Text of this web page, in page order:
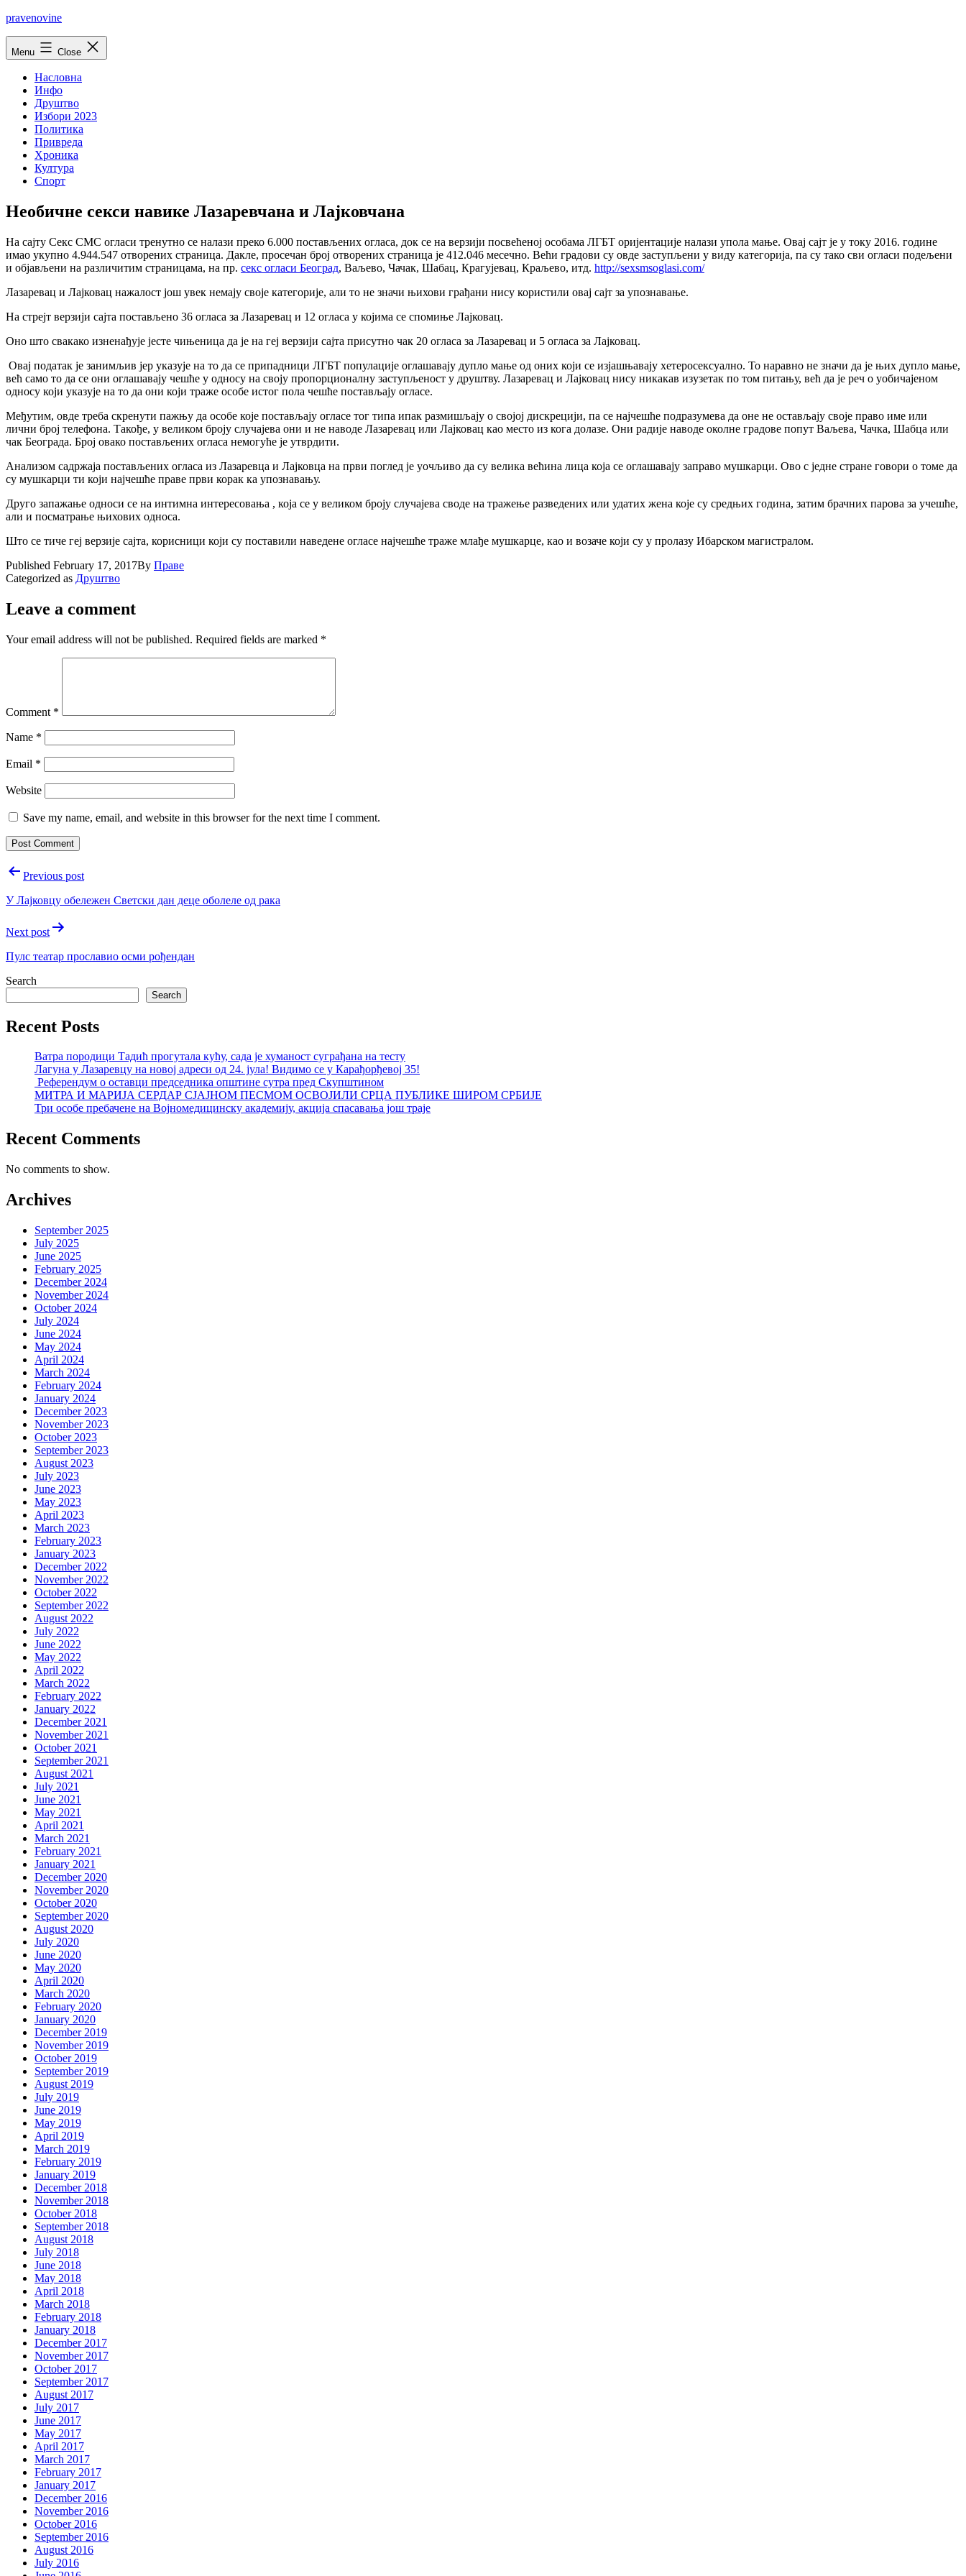
Skip
pravenovine
Menu Close
Насловна
Инфо
Друштво
Избори 2023
Политика
Привреда
Хроника
Култура
Спорт
Необичне секси навике Лазаревчана и Лајковчана
На сајту Секс СМС огласи тренутно се налази преко 6.000 постављених огласа, док се на верзији посвећеној особама ЛГБТ оријентације налази упола мање. Овај сајт је у току 2016. године
имао укупно 4.944.547 отворених страница. Дакле, просечан број отворених страница је 412.046 месечно. Већи градови су овде заступљени у виду категорија, па су тако сви огласи подељени
и објављени на различитим страницама, на пр. секс огласи Београд, Ваљево, Чачак, Шабац, Крагујевац, Краљево, итд. http://sexsmsoglasi.com/
Лазаревац и Лајковац нажалост још увек немају своје категорије, али то не значи њихови грађани нису користили овај сајт за упознавање.
На стрејт верзији сајта постављено 36 огласа за Лазаревац и 12 огласа у којима се спомиње Лајковац.
Оно што свакако изненађује јесте чињеница да је на геј верзији сајта присутно чак 20 огласа за Лазаревац и 5 огласа за Лајковац.
Овај податак је занимљив јер указује на то да се припадници ЛГБТ популације оглашавају дупло мање од оних који се изјашњавају хетеросексуално. То наравно не значи да је њих дупло мање,
већ само то да се они оглашавају чешће у односу на своју пропорционалну заступљеност у друштву. Лазаревац и Лајковац нису никакав изузетак по том питању, већ да је реч о уобичајеном
односу који указује на то да они који траже особе истог пола чешће постављају огласе.
Међутим, овде треба скренути пажњу да особе које постављају огласе тог типа ипак размишљају о својој дискрецији, па се најчешће подразумева да оне не остављају своје право име или
лични број телефона. Такође, у великом броју случајева они и не наводе Лазаревац или Лајковац као место из кога долазе. Они радије наводе околне градове попут Ваљева, Чачка, Шабца или
чак Београда. Број овако постављених огласа немогуће је утврдити.
Анализом садржаја постављених огласа из Лазаревца и Лајковца на први поглед је уочљиво да су велика већина лица која се оглашавају заправо мушкарци. Ово с једне стране говори о томе да
су мушкарци ти који најчешће праве први корак ка упознавању.
Друго запажање односи се на интимна интересовања , која се у великом броју случајева своде на тражење разведених или удатих жена које су средњих година, затим брачних парова за учешће,
али и посматрање њихових односа.
Што се тиче геј верзије сајта, корисници који су поставили наведене огласе најчешће траже млађе мушкарце, као и возаче који су у пролазу Ибарском магистралом.
Published February 17, 2017By Праве
Categorized as Друштво
Leave a comment
Your email address will not be published. Required fields are marked *
Comment *
Name *
Email *
Website
Save my name, email, and website in this browser for the next time I comment.
PostPrevious post
У Лајковцу обележен Светски дан деце оболеле од рака
Next post
Пулс театар прославио осми рођендан
Search
Search
Recent Posts
Ватра породици Тадић прогутала кућу, сада је хуманост суграђана на тесту
Лагуна у Лазаревцу на новој адреси од 24. јула! Видимо се у Карађорђевој 35!
Референдум о оставци председника општине сутра пред Скупштином
МИТРА И МАРИЈА СЕРДАР СЈАЈНОМ ПЕСМОМ ОСВОЈИЛИ СРЦА ПУБЛИКЕ ШИРОМ СРБИЈЕ
Три особе пребачене на Војномедицинску академију, акција спасавања још траје
Recent Comments
No comments to show.
Archives
September 2025
July 2025
June 2025
February 2025
December 2024
November 2024
October 2024
July 2024
June 2024
May 2024
April 2024
March 2024
February 2024
January 2024
December 2023
November 2023
October 2023
September 2023
August 2023
July 2023
June 2023
May 2023
April 2023
March 2023
February 2023
January 2023
December 2022
November 2022
October 2022
September 2022
August 2022
July 2022
June 2022
May 2022
April 2022
March 2022
February 2022
January 2022
December 2021
November 2021
October 2021
September 2021
August 2021
July 2021
June 2021
May 2021
April 2021
March 2021
February 2021
January 2021
December 2020
November 2020
October 2020
September 2020
August 2020
July 2020
June 2020
May 2020
April 2020
March 2020
February 2020
January 2020
December 2019
November 2019
October 2019
September 2019
August 2019
July 2019
June 2019
May 2019
April 2019
March 2019
February 2019
January 2019
December 2018
November 2018
October 2018
September 2018
August 2018
July 2018
June 2018
May 2018
April 2018
March 2018
February 2018
January 2018
December 2017
November 2017
October 2017
September 2017
August 2017
July 2017
June 2017
May 2017
April 2017
March 2017
February 2017
January 2017
December 2016
November 2016
October 2016
September 2016
August 2016
July 2016